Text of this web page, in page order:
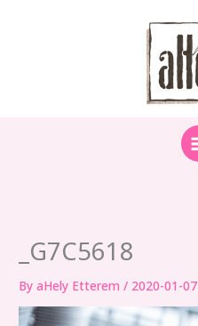
_G7C5618
ByaHely Etterem/ 2020-01-07